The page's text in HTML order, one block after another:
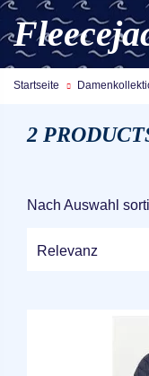
Startseite
2
Nach Auswahl
Relevanz